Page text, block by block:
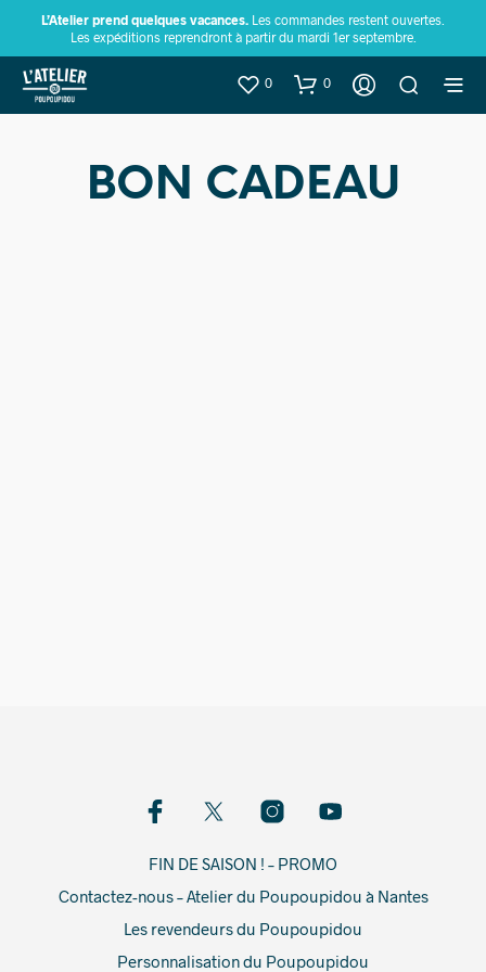
L’Atelier prend quelques vacances. Les commandes restent ouvertes.
Les expéditions reprendront à partir du mardi 1er septembre.
0 0
BON CADEAU
FIN DE SAISON ! – PROMO
Contactez-nous – Atelier du Poupoupidou à Nantes
Les revendeurs du Poupoupidou
Personnalisation du Poupoupidou